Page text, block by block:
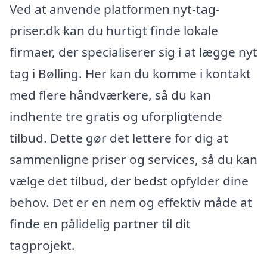
Ved at anvende platformen nyt-tag-
priser.dk kan du hurtigt finde lokale
firmaer, der specialiserer sig i at lægge nyt
tag i Bølling. Her kan du komme i kontakt
med flere håndværkere, så du kan
indhente tre gratis og uforpligtende
tilbud. Dette gør det lettere for dig at
sammenligne priser og services, så du kan
vælge det tilbud, der bedst opfylder dine
behov. Det er en nem og effektiv måde at
finde en pålidelig partner til dit
tagprojekt.